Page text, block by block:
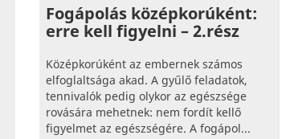
Fogápolás középkorúként:
erre kell figyelni – 2.rész
Középkorúként az embernek számos
elfoglaltsága akad. A gyűlő feladatok,
tennivalók pedig olykor az egészsége
rovására mehetnek: nem fordít kellő
figyelmet az egészségére. A fogápol...